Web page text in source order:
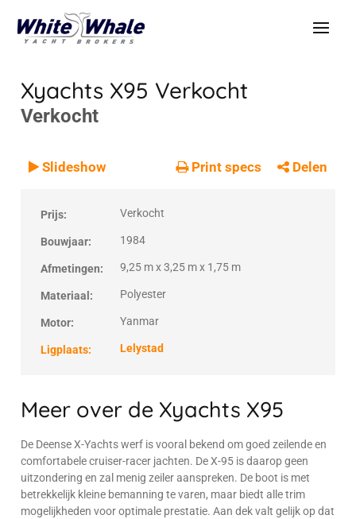
Xyachts X95 Verkocht
Verkocht
VERKOCHT
Verkocht
Slideshow Print specs Delen
Prijs: Verkocht
Bouwjaar: 1984
Afmetingen: 9,25 m x 3,25 m x 1,75 m
Materiaal: Polyester
Motor: Yanmar
Ligplaats: Lelystad
Meer over de Xyachts X95
De Deense X-Yachts werf is vooral bekend om goed zeilende en
comfortabele cruiser-racer jachten. De X-95 is daarop geen
uitzondering en zal menig zeiler aanspreken. De boot is met
betrekkelijk kleine bemanning te varen, maar biedt alle trim
mogelijkheden voor optimale prestatie. Aan dek valt gelijk op dat